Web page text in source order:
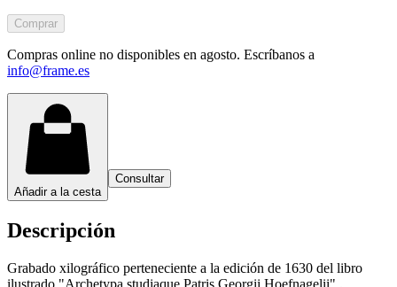
Comprar
Compras online no disponibles en agosto. Escríbanos a
info@frame.es
Añadir a la cesta
Consultar
Descripción
Grabado xilográfico perteneciente a la edición de 1630 del libro
ilustrado "Archetypa studiaque Patris Georgii Hoefnagelii" .